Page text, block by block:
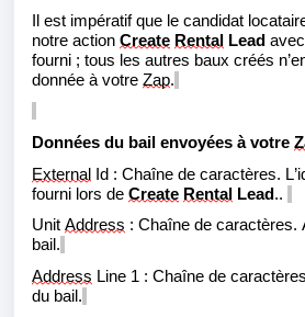
Il est impératif que le candidat
notre action Create Rental Lead
fourni ; tous les autres baux créés
donnée à votre Zap.
Données du bail envoyées à votre
External
Id : Chaîne de caractères.
fourni lors de Create Rental Lead ..
Unit Address : Chaîne de caractères.
bail.
Address Line 1 : Chaîne de
du bail.